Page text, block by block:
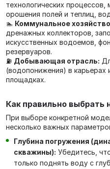
технологических процессов,
орошения полей и теплиц,
🏊 Коммунальное
дренажных коллекторов,
искусственных водоемов,
резервуаров.
⛽ Добывающая отрасль:
(водопонижения) в карьерах
площадках.
Как правильно выбрать
При выборе конкретной
несколько важных
Глубина погружения
скважины): Убедитесь,
только поднять воду с